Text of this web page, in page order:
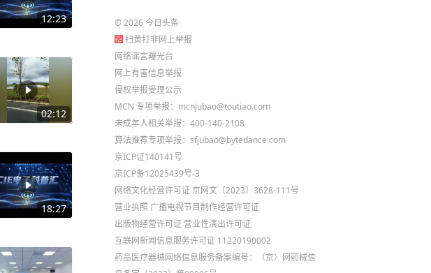
12:23
02:12
18:27
©2026今日头条
扫黄打非网上举报
网络谣言曝光台
网上有害信息举报
侵权举报受理公示
MCN 专项举报：mcnjubao@toutiao.com
未成年人相关举报：400-140-2108
算法推荐专项举报：sfjubao@bytedance.com
京ICP证140141号
京ICP备12025439号-3
网络文化经营许可证 京网文〔2023〕3628-111号
营业执照 广播电视节目制作经营许可证
出版物经营许可证 营业性演出许可证
互联网新闻信息服务许可证 11220190002
药品医疗器械网络信息服务备案编号：（京）网药械信